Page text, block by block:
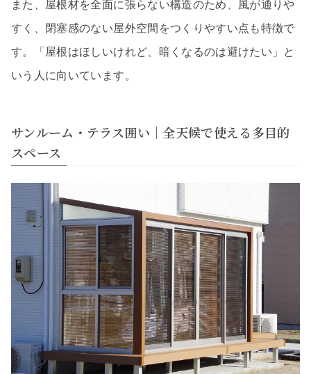
また、屋根材を全面に張らない構造のため、風が通りや
すく、閉塞感のない屋外空間をつくりやすい点も特徴で
す。「屋根はほしいけれど、暗くなるのは避けたい」と
いう人に向いています。
サンルーム・テラス囲い｜全天候で使える多目的
スペース